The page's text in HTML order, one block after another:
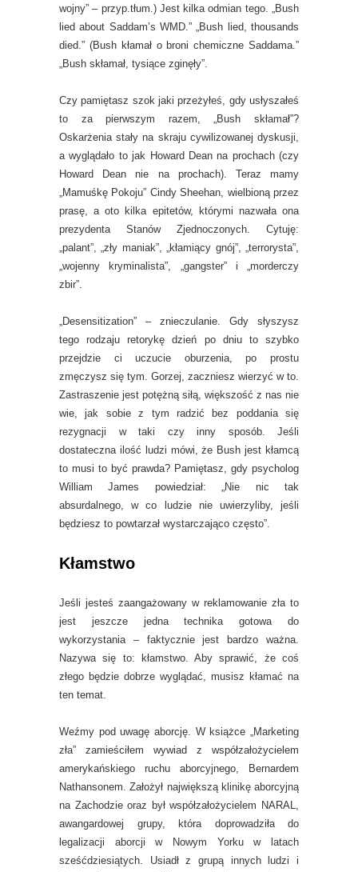
wojny” – przyp.tłum.) Jest kilka odmian tego. „Bush
lied about Saddam’s WMD.” „Bush lied, thousands
died.” (Bush kłamał o broni chemiczne Saddama.”
„Bush skłamał, tysiące zginęły”.
Czy pamiętasz szok jaki przeżyłeś, gdy usłyszałeś
to za pierwszym razem, „Bush skłamał”?
Oskarżenia stały na skraju cywilizowanej dyskusji,
a wyglądało to jak Howard Dean na prochach (czy
Howard Dean nie na prochach). Teraz mamy
„Mamuśkę Pokoju” Cindy Sheehan, wielbioną przez
prasę, a oto kilka epitetów, którymi nazwała ona
prezydenta Stanów Zjednoczonych. Cytuję:
„palant”, „zły maniak”, „kłamiący gnój”, „terrorysta”,
„wojenny kryminalista”, „gangster” i „morderczy
zbir”.
„Desensitization” – znieczulanie. Gdy słyszysz
tego rodzaju retorykę dzień po dniu to szybko
przejdzie ci uczucie oburzenia, po prostu
zmęczysz się tym. Gorzej, zaczniesz wierzyć w to.
Zastraszenie jest potężną siłą, większość z nas nie
wie, jak sobie z tym radzić bez poddania się
rezygnacji w taki czy inny sposób. Jeśli
dostateczna ilość ludzi mówi, że Bush jest kłamcą
to musi to być prawda? Pamiętasz, gdy psycholog
William James powiedział: „Nie nic tak
absurdalnego, w co ludzie nie uwierzyliby, jeśli
będziesz to powtarzał wystarczająco często”.
Kłamstwo
Jeśli jesteś zaangażowany w reklamowanie zła to
jest jeszcze jedna technika gotowa do
wykorzystania – faktycznie jest bardzo ważna.
Nazywa się to: kłamstwo. Aby sprawić, że coś
złego będzie dobrze wyglądać, musisz kłamać na
ten temat.
Weźmy pod uwagę aborcję. W książce „Marketing
zła” zamieściłem wywiad z współzałożycielem
amerykańskiego ruchu aborcyjnego, Bernardem
Nathansonem. Założył największą klinikę aborcyjną
na Zachodzie oraz był współzałożycielem NARAL,
awangardowej grupy, która doprowadziła do
legalizacji aborcji w Nowym Yorku w latach
sześćdziesiątych. Usiadł z grupą innych ludzi i